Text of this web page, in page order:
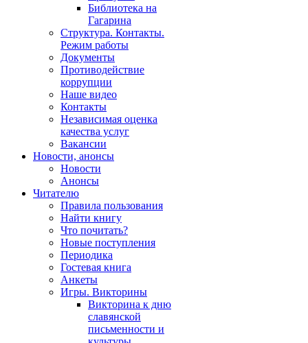
Библиотека на
Гагарина
Структура. Контакты.
Режим работы
Документы
Противодействие
коррупции
Наше видео
Контакты
Независимая оценка
качества услуг
Вакансии
Новости, анонсы
Новости
Анонсы
Читателю
Правила пользования
Найти книгу
Что почитать?
Новые поступления
Периодика
Гостевая книга
Анкеты
Игры. Викторины
Викторина к дню
славянской
письменности и